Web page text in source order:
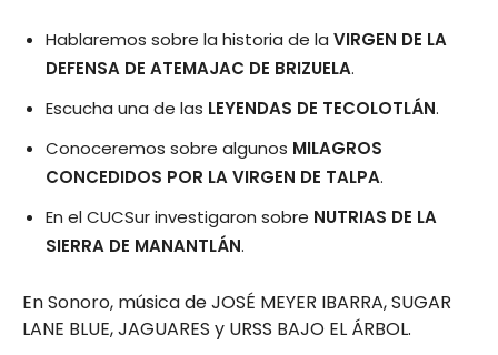
Hablaremos sobre la historia de la VIRGEN DE LA
DEFENSA DE ATEMAJAC DE BRIZUELA.
Escucha una de las LEYENDAS DE TECOLOTLÁN.
Conoceremos sobre algunos MILAGROS
CONCEDIDOS POR LA VIRGEN DE TALPA.
En el CUCSur investigaron sobre NUTRIAS DE LA
SIERRA DE MANANTLÁN.
En Sonoro, música de JOSÉ MEYER IBARRA, SUGAR
LANE BLUE, JAGUARES y URSS BAJO EL ÁRBOL.